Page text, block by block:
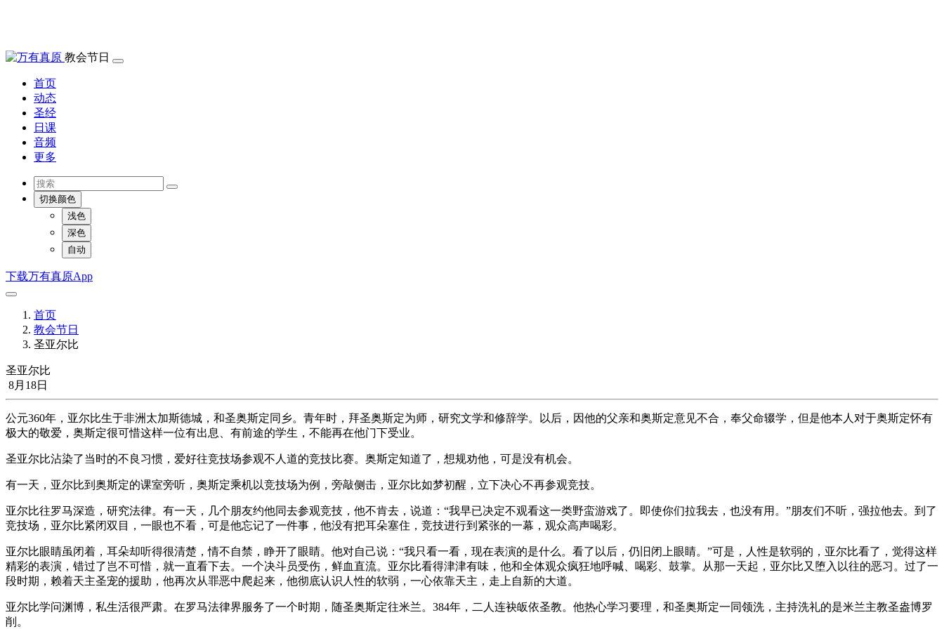
教会节日
首页
动态
圣经
日课
音频
更多
切换颜色
浅色
深色
自动
下载万有真原App
首页
教会节日
圣亚尔比
圣亚尔比
8月18日
公元360年，亚尔比生于非洲太加斯德城，和圣奥斯定同乡。青年时，拜圣奥斯定为师，研究文学和修辞学。以后，因他的父亲和奥斯定意见不合，奉父命辍学，但是他本人对于奥斯定怀有
极大的敬爱，奥斯定很可惜这样一位有出息、有前途的学生，不能再在他门下受业。
圣亚尔比沾染了当时的不良习惯，爱好往竞技场参观不人道的竞技比赛。奥斯定知道了，想规劝他，可是没有机会。
有一天，亚尔比到奥斯定的课室旁听，奥斯定乘机以竞技场为例，旁敲侧击，亚尔比如梦初醒，立下决心不再参观竞技。
亚尔比往罗马深造，研究法律。有一天，几个朋友约他同去参观竞技，他不肯去，说道：“我早已决定不观看这一类野蛮游戏了。即使你们拉我去，也没有用。”朋友们不听，强拉他去。到了
竞技场，亚尔比紧闭双目，一眼也不看，可是他忘记了一件事，他没有把耳朵塞住，竞技进行到紧张的一幕，观众高声喝彩。
亚尔比眼睛虽闭着，耳朵却听得很清楚，情不自禁，睁开了眼睛。他对自己说：“我只看一看，现在表演的是什么。看了以后，仍旧闭上眼睛。”可是，人性是软弱的，亚尔比看了，觉得这样
精彩的表演，错过了岂不可惜，就一直看下去。一个决斗员受伤，鲜血直流。亚尔比看得津津有味，他和全体观众疯狂地呼喊、喝彩、鼓掌。从那一天起，亚尔比又堕入以往的恶习。过了一
段时期，赖着天主圣宠的援助，他再次从罪恶中爬起来，他彻底认识人性的软弱，一心依靠天主，走上自新的大道。
亚尔比学问渊博，私生活很严肃。在罗马法律界服务了一个时期，随圣奥斯定往米兰。384年，二人连袂皈依圣教。他热心学习要理，和圣奥斯定一同领洗，主持洗礼的是米兰主教圣盎博罗
削。